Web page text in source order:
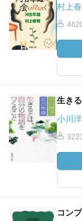
村上
生き
小川
コン